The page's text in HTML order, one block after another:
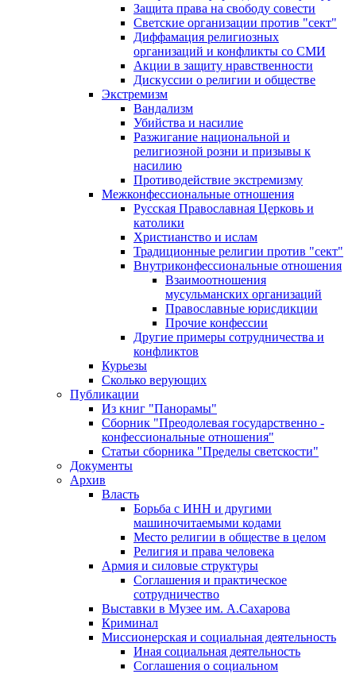
Защита права на свободу совести
Светские организации против "сект"
Диффамация религиозных
организаций и конфликты со СМИ
Акции в защиту нравственности
Дискуссии о религии и обществе
Экстремизм
Вандализм
Убийства и насилие
Разжигание национальной и
религиозной розни и призывы к
насилию
Противодействие экстремизму
Межконфессиональные отношения
Русская Православная Церковь и
католики
Христианство и ислам
Традиционные религии против "сект"
Внутриконфессиональные отношения
Взаимоотношения
мусульманских организаций
Православные юрисдикции
Прочие конфессии
Другие примеры сотрудничества и
конфликтов
Курьезы
Сколько верующих
Публикации
Из книг "Панорамы"
Сборник "Преодолевая государственно -
конфессиональные отношения"
Статьи сборника "Пределы светскости"
Документы
Архив
Власть
Борьба с ИНН и другими
машиночитаемыми кодами
Место религии в обществе в целом
Религия и права человека
Армия и силовые структуры
Соглашения и практическое
сотрудничество
Выставки в Музее им. А.Сахарова
Криминал
Миссионерская и социальная деятельность
Иная социальная деятельность
Соглашения о социальном